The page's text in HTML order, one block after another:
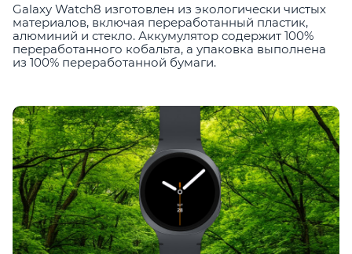
Galaxy Watch8 изготовлен из экологически чистых
материалов, включая переработанный пластик,
алюминий и стекло. Аккумулятор содержит 100%
переработанного кобальта, а упаковка выполнена
из 100% переработанной бумаги.